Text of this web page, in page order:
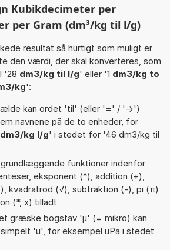
Kubikdecimeter per
per Gram (dm³/kg til l/g)
resultat så hurtigt som muligt er
den værdi, der skal konverteres, som
'28 dm3/kg til l/g' eller '1 dm3/kg to
kg':
kan ordet 'til' (eller '=' / '->')
navnene på de to enheder, for
dm3/kg l/g' i stedet for '46 dm3/kg til
grundlæggende funktioner indenfor
eksponent (^), addition (+),
kvadratrod (√), subtraktion (-), pi (π)
(*, x) tilladt
græske bogstav 'µ' (= mikro) kan
'u', for eksempel uPa i stedet